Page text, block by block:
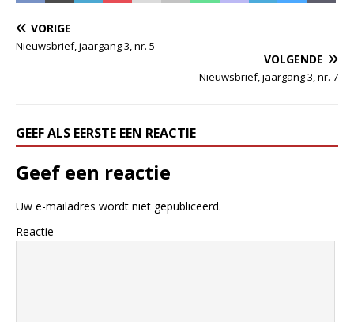
VORIGE
Nieuwsbrief, jaargang 3, nr. 5
VOLGENDE
Nieuwsbrief, jaargang 3, nr. 7
GEEF ALS EERSTE EEN REACTIE
Geef een reactie
Uw e-mailadres wordt niet gepubliceerd.
Reactie